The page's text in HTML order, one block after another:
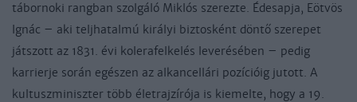
tábornoki rangban szolgáló Miklós szerezte. Édesapja, Eötvös
Ignác – aki teljhatalmú királyi biztosként döntő szerepet
játszott az 1831. évi kolerafelkelés leverésében – pedig
karrierje során egészen az alkancellári pozícióig jutott. A
kultuszminiszter több életrajzírója is kiemelte, hogy a 19.